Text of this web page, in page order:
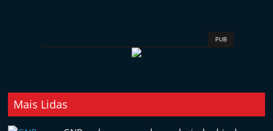
PUB
Mais Lidas